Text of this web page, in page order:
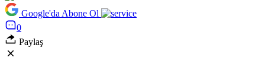
Google'da Abone Ol
0
Paylaş